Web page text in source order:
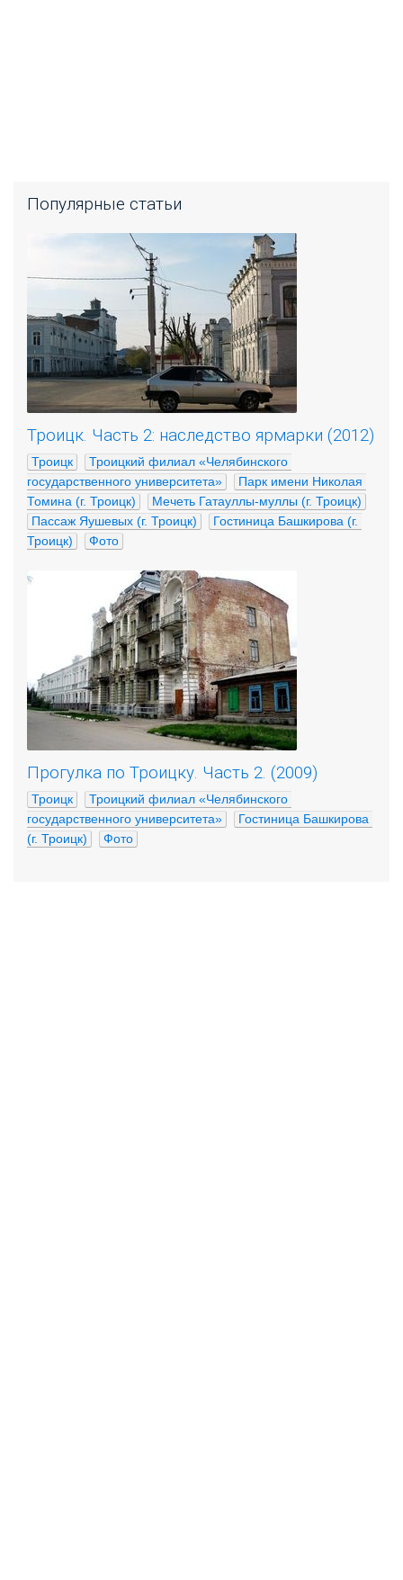
Популярные статьи
Троицк. Часть 2: наследство ярмарки (2012)
Троицк
Троицкий филиал «Челябинского
государственного университета»
Парк имени Николая
Томина (г. Троицк)
Мечеть Гатауллы-муллы (г. Троицк)
Пассаж Яушевых (г. Троицк)
Гостиница Башкирова (г.
Троицк)
Фото
Прогулка по Троицку. Часть 2. (2009)
Троицк
Троицкий филиал «Челябинского
государственного университета»
Гостиница Башкирова
(г. Троицк)
Фото